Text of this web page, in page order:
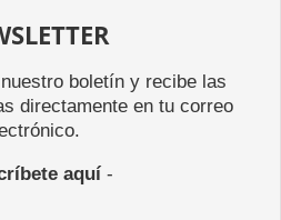
boletín y recibe las
directamente en tu correo
aquí-